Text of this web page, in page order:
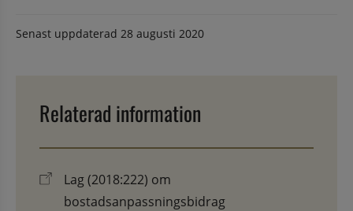
Senast uppdaterad 28 augusti 2020
Relaterad information
Lag (2018:222) om
bostadsanpassningsbidrag